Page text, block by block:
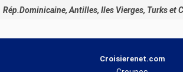
Rép.Dominicaine, Antilles, Iles Vierges, Turks et
Croisierenet.com